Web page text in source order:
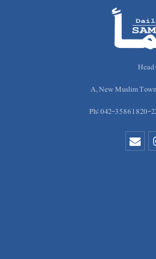
Ph: 042-35861820-